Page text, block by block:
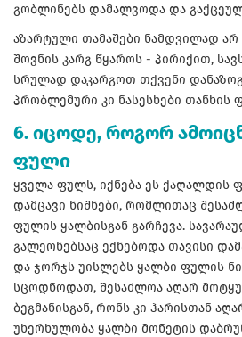
გობლინებს დამალვოდა და
აზარტული თამაშები ნამდვილად
შოვნის კარგ წყაროს - პირიქით,
სრულად დაკარგოთ თქვენი
პრობლემური კი ნასესხები თანხის
6. იცოდე, როგორ
ფული
ყველა ფულს, იქნება ეს ქაღალდის
დამცავი ნიშნები, რომლითაც
ფულის ყალბისგან გარჩევა.
გალეონებსაც ექნებოდა თავისი
და ჯორჯს უისლებს ყალბი ფულის
სცოდნოდათ, შესაძლოა აღარ
ბეგმანისგან, რონს კი ჰარისთან
უხერხულობა ყალბი მონეტის